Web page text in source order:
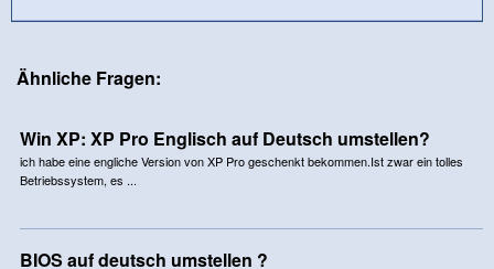
Ähnliche Fragen:
Win XP: XP Pro Englisch auf Deutsch umstellen?
ich habe eine engliche Version von XP Pro geschenkt bekommen.Ist zwar ein tolles
Betriebssystem, es ...
BIOS auf deutsch umstellen ?